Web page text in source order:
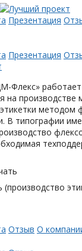
Презентация
Презентация
Флекс» работает
на производстве
методом
В типографии
(производство
Отзыв О